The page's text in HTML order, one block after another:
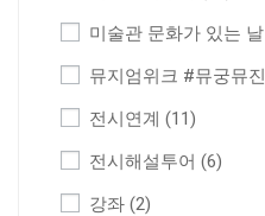
미술관 문화가 있는 날
뮤지엄위크 #뮤궁뮤진
전시연계 (11)
전시해설투어 (6)
강좌 (2)